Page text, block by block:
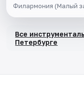
Филармония (Малый
Все
Петербурге